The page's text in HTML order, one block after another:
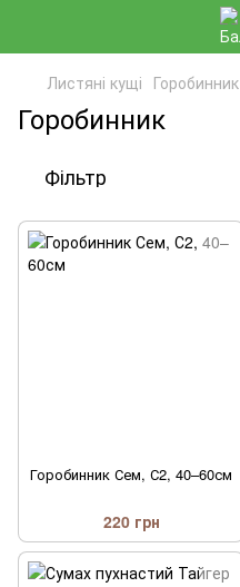
Листяні кущі Горобинник
Горобинник
Фільтр
Горобинник Сем, С2, 40–60см
220 грн